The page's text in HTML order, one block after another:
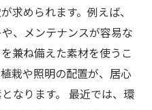
求められます。例えば、
、メンテナンスが容易な
兼ね備えた素材を使うこ
栽や照明の配置が、居心
なります。 最近では、環